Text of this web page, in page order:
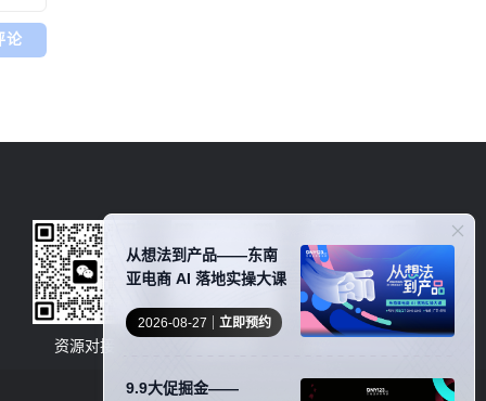
从想法到产品——东南
亚电商 AI 落地实操大课
2026-08-27 立即预约
9.9大促掘金——
论
资源对接